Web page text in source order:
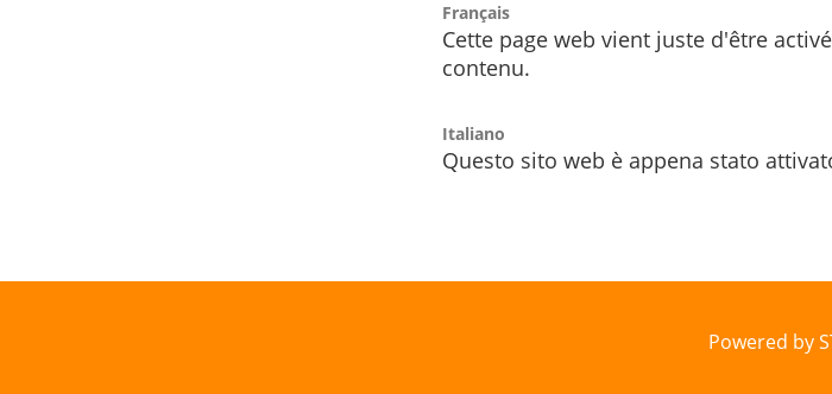
Français
Cette page web vient juste d'être
contenu.
Italiano
Questo sito web è appena stato
Powered by